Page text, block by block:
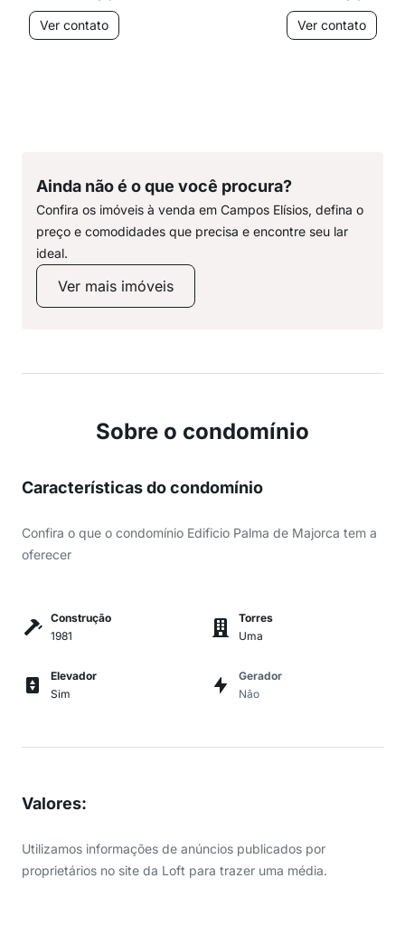
Ver contato
Ver contato
Ainda não é o que você procura?
Confira os imóveis à venda em Campos Elísios, defina o
preço e comodidades que precisa e encontre seu lar
ideal.
Ver mais imóveis
Sobre o condomínio
Características do condomínio
Confira o que o condomínio Edificio Palma de Majorca tem a
oferecer
Construção
1981
Torres
Uma
Elevador
Sim
Gerador
Não
Valores:
Utilizamos informações de anúncios publicados por
proprietários no site da Loft para trazer uma média.